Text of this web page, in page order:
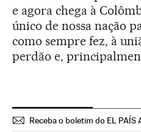
e agora chega à
único de nossa nação
como sempre fez, à
perdão e,
Receba o boletim do EL PAÍS